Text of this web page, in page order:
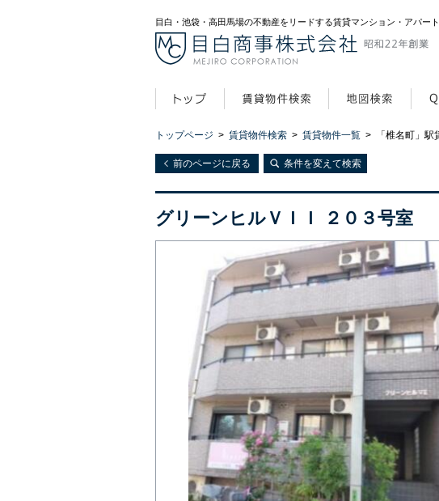
目白・池袋・高田馬場の不動産をリードする賃貸マンション・アパー
トップページ > 賃貸物件検索 > 賃貸物件一覧 > 「椎名町」
前のページに戻る 条件を変えて検索
グリーンヒルＶＩＩ ２０３号室